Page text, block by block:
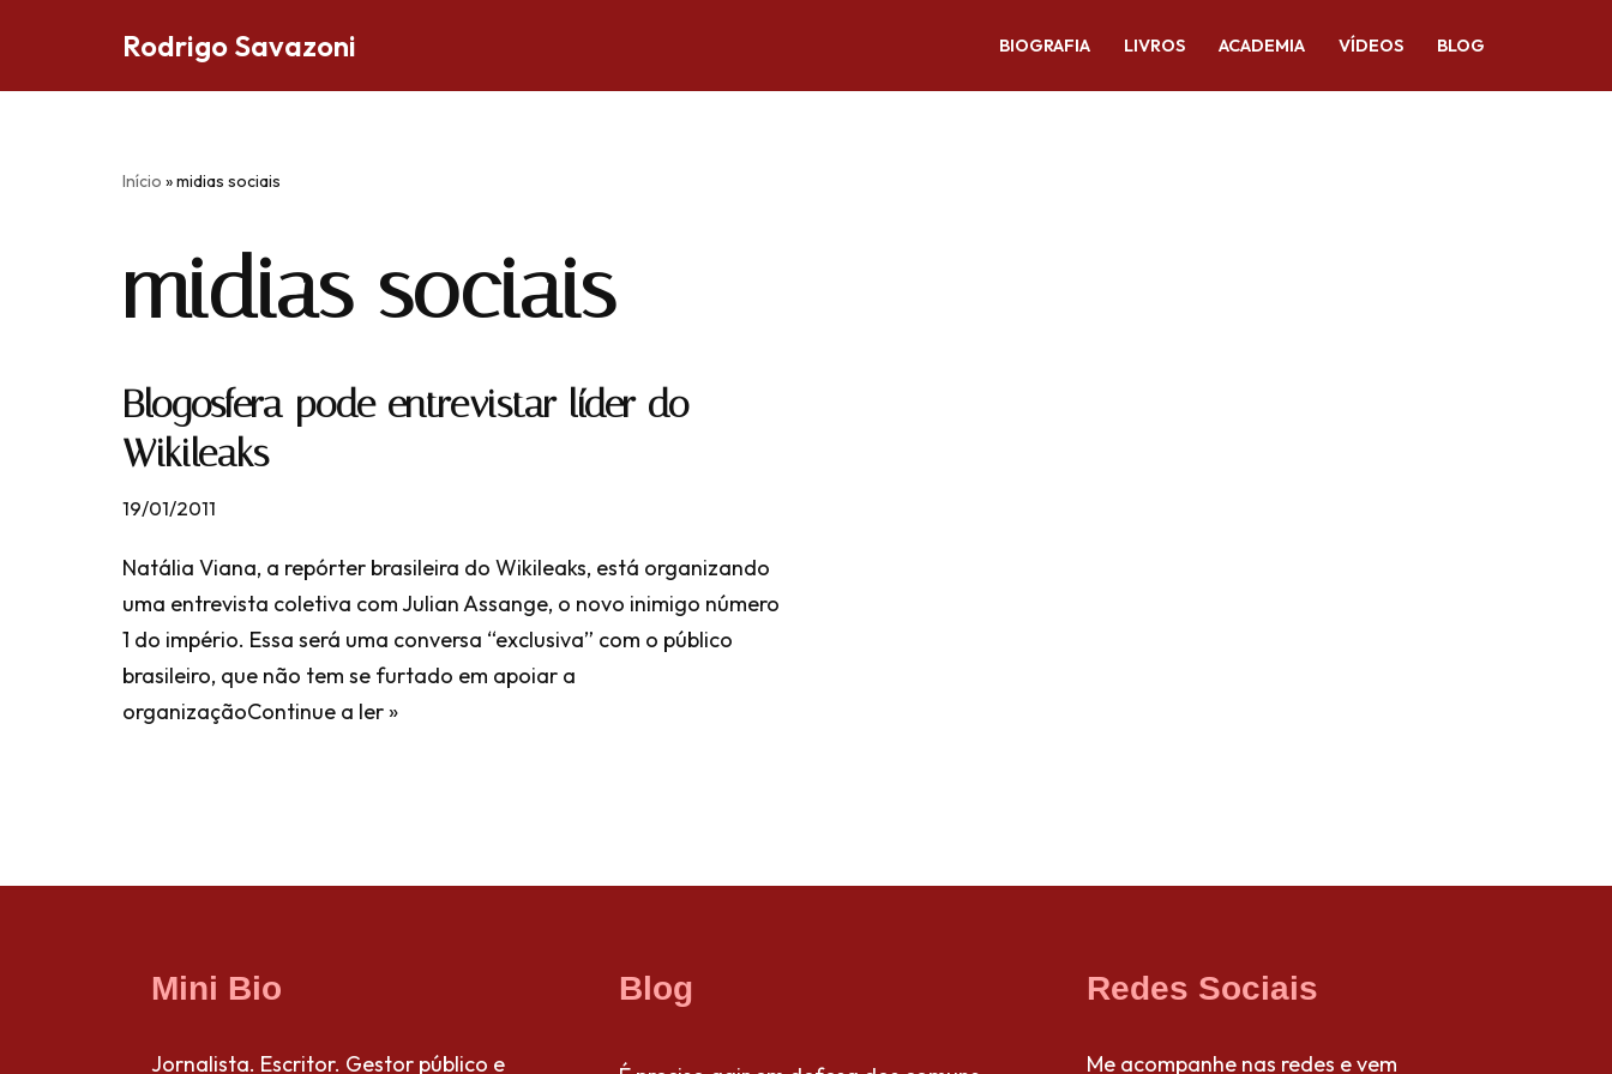
Rodrigo Savazoni BIOGRAFIA LIVROS ACADEMIA VÍDEOS BLOG
Início »midias sociais
midias sociais
Blogosfera pode entrevistar líder do
Wikileaks
19/01/2011
Natália Viana, a repórter brasileira do Wikileaks, está organizando
uma entrevista coletiva com Julian Assange, o novo inimigo número
1 do império. Essa será uma conversa “exclusiva” com o público
brasileiro, que não tem se furtado em apoiar a
organizaçãoContinue a ler »
Mini Bio
Jornalista. Escritor. Gestor público e
Blog Redes Sociais
Me acompanhe nas redes e vem